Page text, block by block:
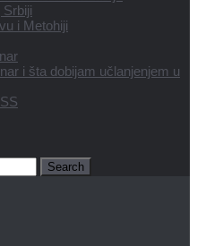
i Metohiji
i šta dobijam učlanjenjem u